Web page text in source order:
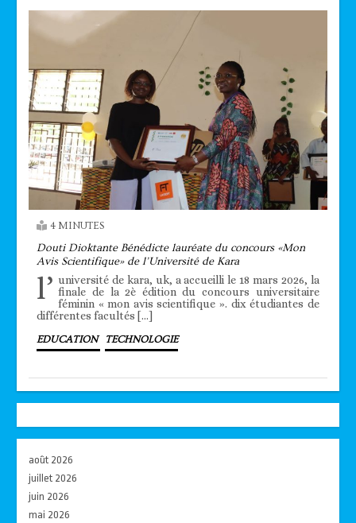
4 MINUTES
Douti Dioktante Bénédicte lauréate du concours «Mon
Avis Scientifique» de l’Université de Kara
l’ université de kara, uk, a accueilli le 18 mars 2026, la
finale de la 2è édition du concours universitaire
féminin « mon avis scientifique ». dix étudiantes de
différentes facultés […]
EDUCATION TECHNOLOGIE
août 2026
juillet 2026
juin 2026
mai 2026